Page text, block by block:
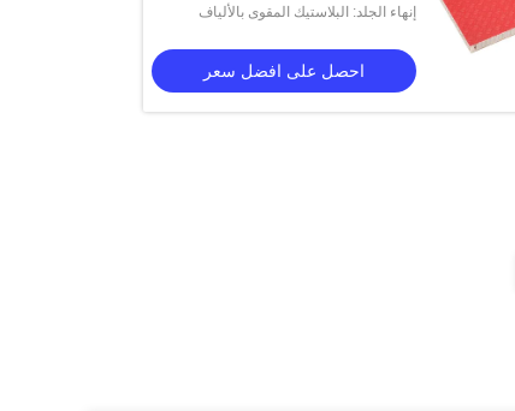
إنهاء الجلد: البلاستيك المقوى بالألياف
احصل على افضل سعر